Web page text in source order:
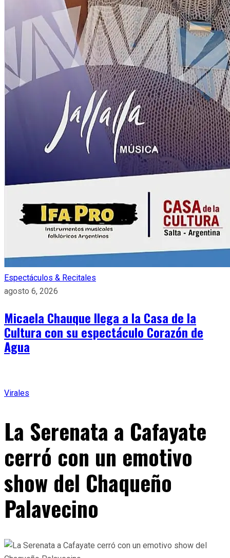
Espectáculos & Recitales
agosto 6, 2026
Micaela Chauque llega a la Casa de la
Cultura con su espectáculo Corazón de
Agua
Virales
La Serenata a Cafayate
cerró con un emotivo
show del Chaqueño
Palavecino